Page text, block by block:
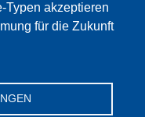
akzeptieren
für die Zukunft